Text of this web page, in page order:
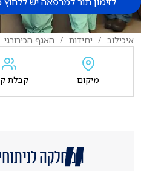
איכילוב יחידות האגף הכירורגי
המחלקה
מיקום קבלת